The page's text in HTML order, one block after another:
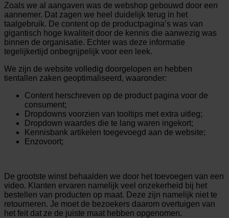
Zoals we al aangaven was de webshop gebouwd door een
aannemer. Dat zagen we heel duidelijk terug in het
taalgebruik. De content op de productpagina’s was van
gigantisch hoge kwaliteit door de kennis die aanwezig was
binnen de organisatie. Echter was deze informatie
tegelijkertijd onbegrijpelijk voor een leek.
We zijn de website volledig doorgelopen en hebben
tientallen zaken geoptimaliseerd, waaronder:
Content herschreven op de product pagina voor de
consument;
Dropdowns voorzien van tooltips met extra uitleg;
Dropdown waardes die te lang waren ingekort;
Kennisbank artikelen toegevoegd aan de website;
Enzovoort;
De grootste winst behaalden we door het toevoegen van een
video. Klanten ervaren namelijk veel onzekerheid bij het
bestellen van producten op maat. Deze zijn namelijk niet te
retourneren. Je moet de bezoekers daarom overtuigen van
het feit dat ze de juiste maat hebben opgenomen.